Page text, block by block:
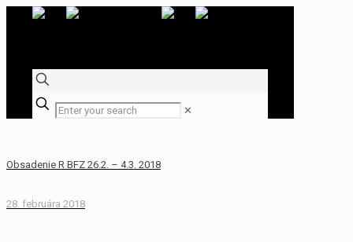
✕
Obsadenie R BFZ 26.2. – 4.3. 2018
28. februára 2018